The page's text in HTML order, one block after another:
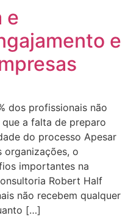
e
e
dos profissionais não
a falta de preparo
do processo Apesar
organizações, o
importantes na
Robert Half
não recebem qualquer
[…]